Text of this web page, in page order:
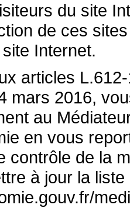
du site
de ces
Internet.
articles
mars 2016,
au
en vous
contrôle de la
à jour la